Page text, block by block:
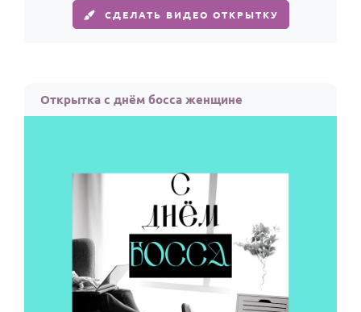
По годам
СДЕЛАТЬ ВИДЕО ОТКРЫТКУ
Открытка с днём босса женщине